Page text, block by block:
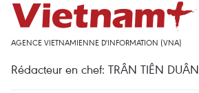
AGENCE VIETNAMIENNE D'INFORMATION (VNA)
Rédacteur en chef: TRÂN TIÊN DUÂN